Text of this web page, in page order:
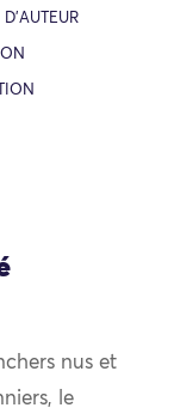
nus et
le